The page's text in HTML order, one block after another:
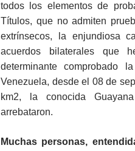
todos los elementos de
Títulos, que no admiten
extrínsecos, la enjundiosa
acuerdos bilaterales que
determinante
Venezuela, desde el 08 de
km2, la conocida
arrebataron.
Muchas personas,